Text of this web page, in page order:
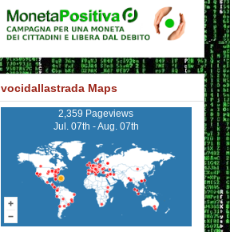
vocidallastrada Maps
2,359 Pageviews
Jul. 07th - Aug. 07th